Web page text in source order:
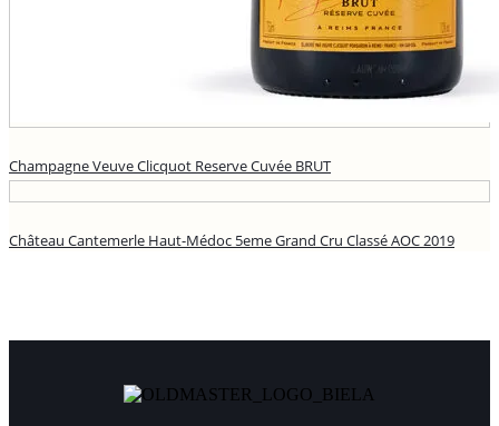
Champagne Veuve Clicquot Reserve Cuvée BRUT
Château Cantemerle Haut-Médoc 5eme Grand Cru Classé AOC 2019